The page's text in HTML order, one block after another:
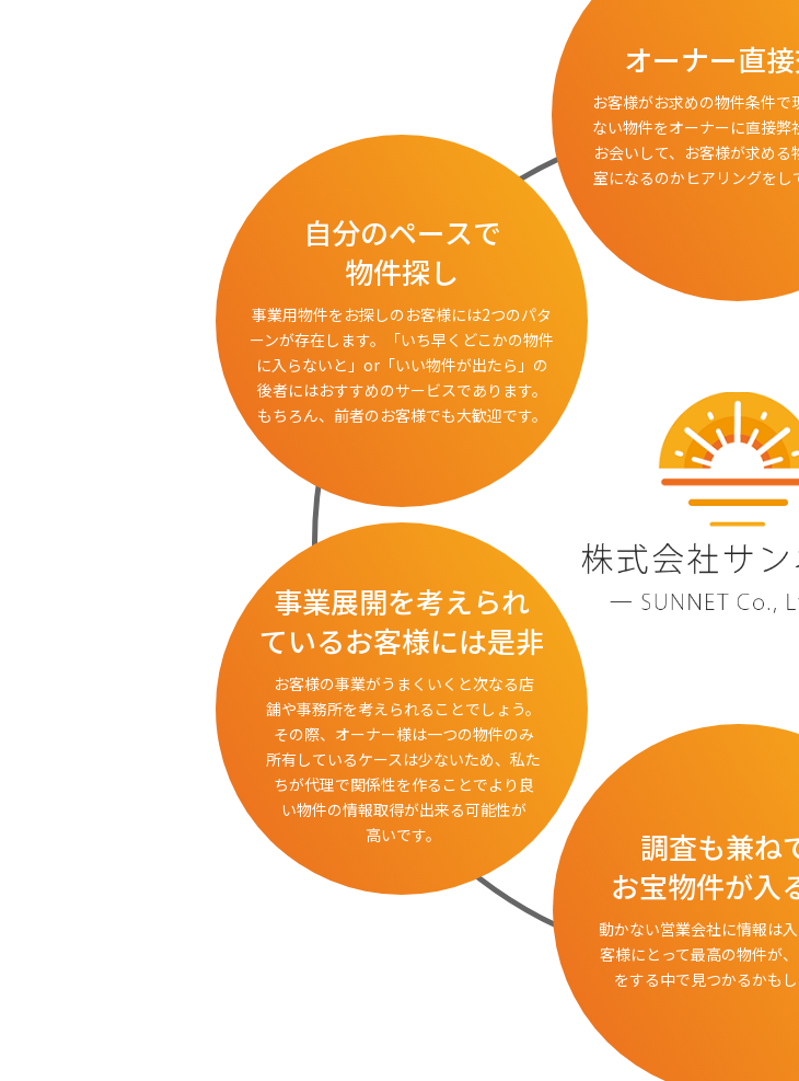
オーナー直
お客様がお求めの物件条件で
ない物件をオーナーに直接弊
お会いして、お客様が求める
室になるのかヒアリングをし
調査も兼ね
お宝物件が入
動かない営業会社に情報は
客様にとって最高の物件が
をする中で見つかるかもし
事業展開を考えられ
ているお客様には是非
お客様の事業がうまくいくと次なる店
舗や事務所を考えられることでしょう。
その際、オーナー様は一つの物件のみ
所有しているケースは少ないため、私た
ちが代理で関係性を作ることでより良
い物件の情報取得が出来る可能性が
高いです。
自分のペースで
物件探し
事業用物件をお探しのお客様には2つのパタ
ーンが存在します。「いち早くどこかの物件
に入らないと」or「いい物件が出たら」の
後者にはおすすめのサービスであります。
もちろん、前者のお客様でも大歓迎です。